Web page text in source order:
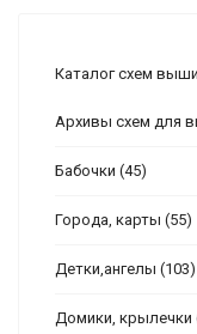
Каталог схем
Архивы схем для
Бабочки (45)
Города, карты (55)
Детки,ангелы (103)
Домики, крылечки